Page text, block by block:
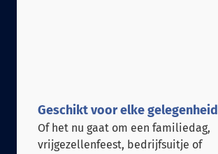
Geschikt voor elke gelegenheid
Of het nu gaat om een familiedag,
vrijgezellenfeest, bedrijfsuitje of